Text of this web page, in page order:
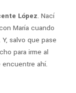
López. Nací
María cuando
salvo que pase
para irme al
ahí.